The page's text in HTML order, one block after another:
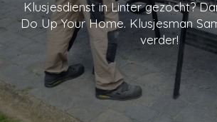
Klusjesdienst in Linter gezocht?
Do Up Your Home. Klusjesman
verder!